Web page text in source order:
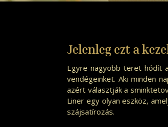
Jelenleg ezt a
Egyre nagyobb teret hódít
vendégeinket. Aki minden
azért választják a
Liner egy olyan eszköz,
szájsatírozás.